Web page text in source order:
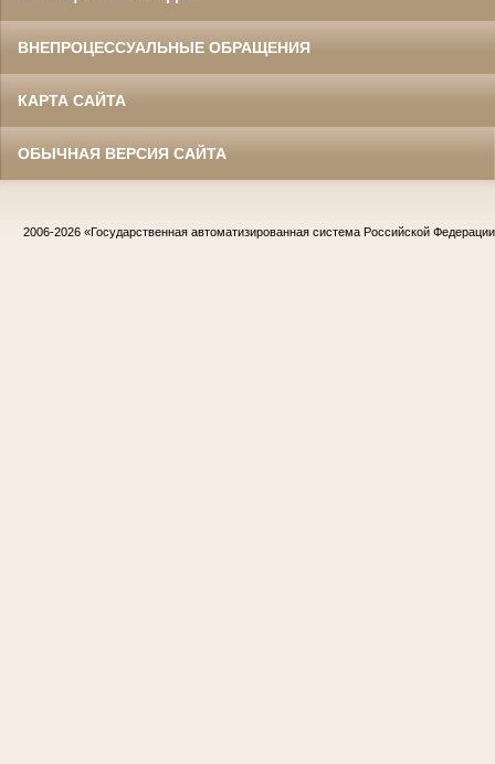
ВНЕПРОЦЕССУАЛЬНЫЕ ОБРАЩЕНИЯ
КАРТА САЙТА
ОБЫЧНАЯ ВЕРСИЯ САЙТА
2006-2026 «Государственная автоматизированная система Российской